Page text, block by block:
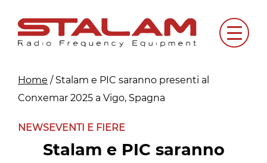
content
Menu
Home / Stalam e PIC saranno presenti al
Conxemar 2025 a Vigo, Spagna
NEWSEVENTI E FIERE
Stalam e PIC saranno